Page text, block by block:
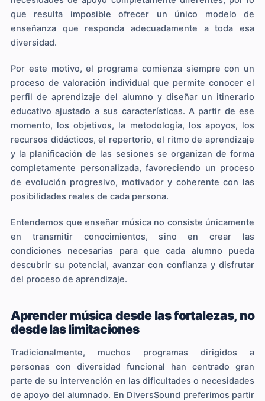
que resulta imposible ofrecer un único modelo de
enseñanza que responda adecuadamente a toda esa
diversidad.
Por este motivo, el programa comienza siempre con un
proceso de valoración individual que permite conocer el
perfil de aprendizaje del alumno y diseñar un itinerario
educativo ajustado a sus características. A partir de ese
momento, los objetivos, la metodología, los apoyos, los
recursos didácticos, el repertorio, el ritmo de aprendizaje
y la planificación de las sesiones se organizan de forma
completamente personalizada, favoreciendo un proceso
de evolución progresivo, motivador y coherente con las
posibilidades reales de cada persona.
Entendemos que enseñar música no consiste únicamente
en transmitir conocimientos, sino en crear las
condiciones necesarias para que cada alumno pueda
descubrir su potencial, avanzar con confianza y disfrutar
del proceso de aprendizaje.
Aprender música desde las fortalezas, no
desde las limitaciones
Tradicionalmente, muchos programas dirigidos a
personas con diversidad funcional han centrado gran
parte de su intervención en las dificultades o necesidades
de apoyo del alumnado. En DiversSound preferimos partir